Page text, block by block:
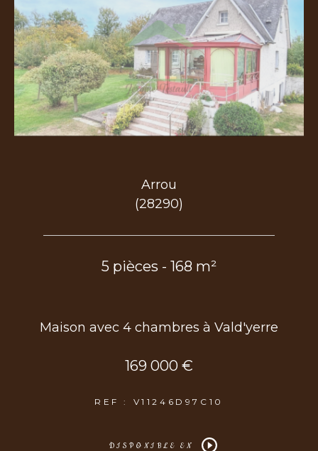
Arrou
(28290)
5 pièces - 168 m²
Maison avec 4 chambres à Vald'yerre
169 000 €
REF : V11246D97C10
DISPONIBLE EN